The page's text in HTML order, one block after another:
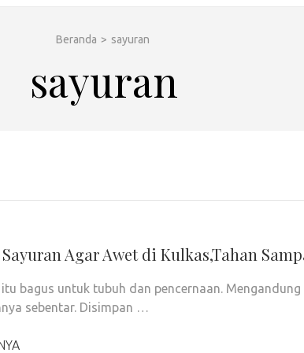
Beranda > sayuran
sayuran
Agar Awet di Kulkas,Tahan
bagus untuk tubuh dan pencernaan.
sebentar. Disimpan …